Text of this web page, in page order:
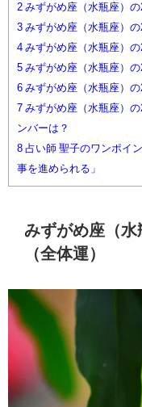
2 みずがめ座（水瓶座）
3 みずがめ座（水瓶座）
4 みずがめ座（水瓶座）
5 みずがめ座（水瓶座）
6 みずがめ座（水瓶座）
7 みずがめ座（水瓶座）
ンバーは？
8 占い師 聖子のワンポイ
事を進められる」
みずがめ座（
（全体運）